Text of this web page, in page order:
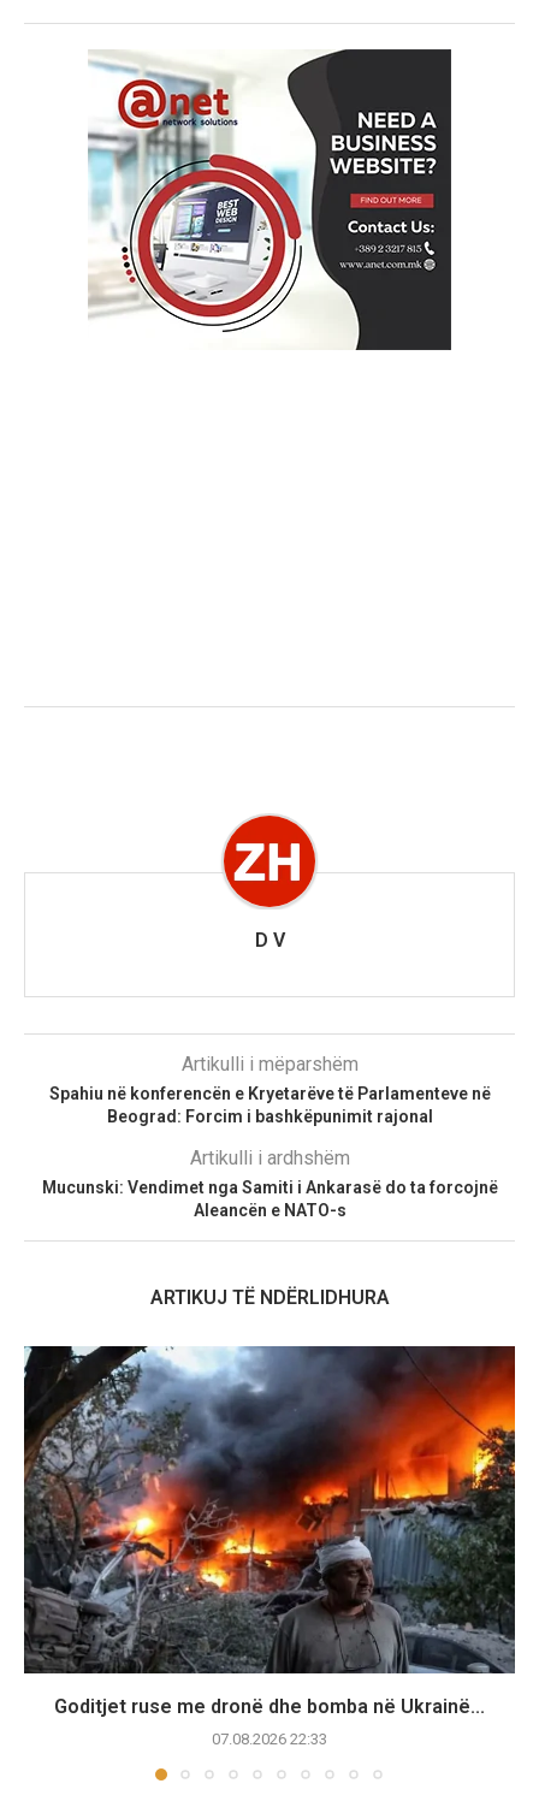
D V
Artikulli i mëparshëm
Spahiu në konferencën e Kryetarëve të Parlamenteve në
Beograd: Forcim i bashkëpunimit rajonal
Artikulli i ardhshëm
Mucunski: Vendimet nga Samiti i Ankarasë do ta forcojnë
Aleancën e NATO-s
ARTIKUJ TË NDËRLIDHURA
Goditjet ruse me dronë dhe bomba në Ukrainë...
07.08.2026 22:33